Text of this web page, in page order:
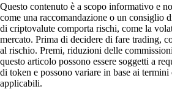
Questo contenuto è a scopo informativo e
come una raccomandazione o un consiglio
di criptovalute comporta rischi, come la
mercato. Prima di decidere di fare trading,
al rischio. Premi, riduzioni delle
questo articolo possono essere soggetti a
di token e possono variare in base ai
applicabili.